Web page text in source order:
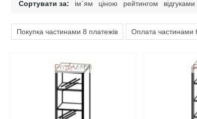
Сортувати за: ім`ям ціною рейтингом відгуками
Покупка частинами 8 платежів Оплата частинами
Дитячі стільчики
Тумби для ванної під дерево
Унітази
Душові гарнітури